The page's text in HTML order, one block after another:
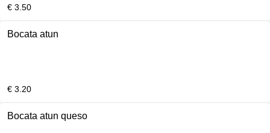
€ 3.50
Bocata atun
€ 3.20
Bocata atun queso